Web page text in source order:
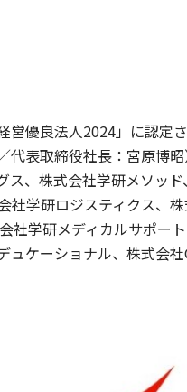
優良法人2024」に認定
表取締役社長：宮原博
ス、株式会社学研メソッ
社学研ロジスティクス
社学研メディカルサポ
ケーショナル、株式会